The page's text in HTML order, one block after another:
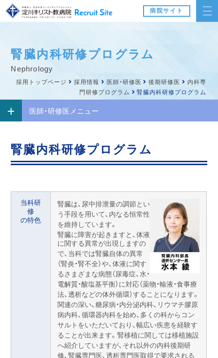
病院サイト
腎臓内科研修プログラム
nephrology
採用トップページ 採用情報 医師・研修医 後期研修医
内科専
門研修プログラム
腎臓内科研修プログラム
医師・研修医メニュー
腎臓内科研修プログラム
当科研
修
の特色
腎臓は、尿中排泄量の調節とい
う手段を用いて、内なる恒常性
を維持しています。
腎臓に障害が起きますと、体液
に関する異常が出現しますの
で、当科では腎臓自体の異常
（腎炎・腎不全）や、体液に関す
るさまざまな病態（尿毒症、水・
電解質・酸塩基平衡）に対応（薬物・輸液・食事療
法、透析などの体外循環）することになります。
関連の深い、糖尿病・内分泌内科、リウマチ膠原
病内科、循環器内科を始め、多くの科からコン
サルトをいただいており、幅広い疾患を経験す
ることが出来ます。腎移植に関しては移植施設
へ紹介していますが、それ以外の内科後期研
修、腎臓専門医、透析専門医取得で要求される